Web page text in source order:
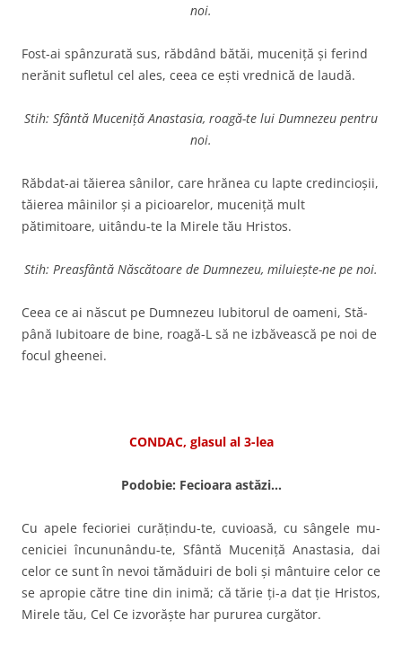
noi.
Fost-ai spânzurată sus, răbdând bătăi, muceniţă şi ferind
nerănit sufletul cel ales, ceea ce eşti vrednică de laudă.
Stih: Sfântă Muceniță Anastasia, roagă-te lui Dumnezeu pentru
noi.
Răbdat-ai tăierea sânilor, care hrănea cu lapte credin­cioşii,
tăierea mâinilor şi a pi­cioarelor, muceniţă mult
pătimitoare, uitându-te la Mirele tău Hristos.
Stih: Preasfântă Născătoare de Dumnezeu, miluieşte-ne pe noi.
Ceea ce ai născut pe Dum­nezeu Iubitorul de oameni, Stă­
până Iubitoare de bine, roagă-L să ne izbăvească pe noi de
focul gheenei.
CONDAC, glasul al 3-lea
Podobie: Fecioara astăzi…
Cu apele fecioriei curăţindu-te, cuvioasă, cu sângele mu­
ceniciei încununându-te, Sfântă Muceniţă Anas­tasia, dai
celor ce sunt în nevoi tămăduiri de boli şi mântuire celor ce
se apropie către tine din inimă; că tărie ţi-a dat ţie Hristos,
Mirele tău, Cel Ce iz­vorăşte har pururea curgător.